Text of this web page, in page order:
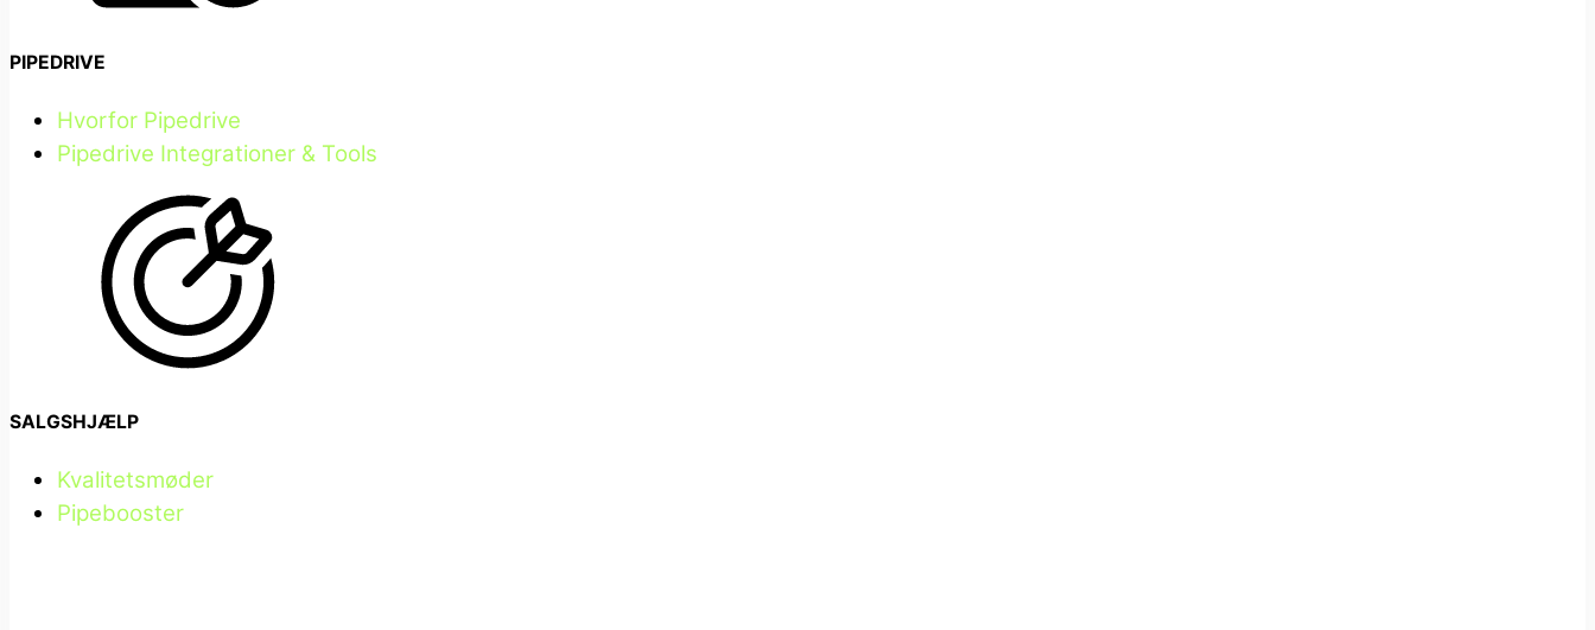
PIPEDRIVE
Hvorfor Pipedrive
Pipedrive Integrationer & Tools
SALGSHJÆLP
Kvalitetsmøder
Pipebooster